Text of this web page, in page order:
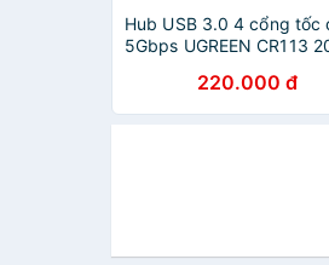
Hub USB 3.0 4 cổng tốc
5Gbps UGREEN CR113
220.000 đ